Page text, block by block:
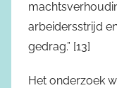
arbeidersstrijd
gedrag.” [13]
Het onderzoek